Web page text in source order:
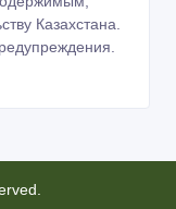
Казахстана.